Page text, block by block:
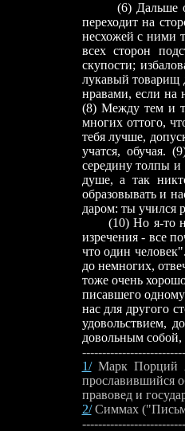
(6) Дальше от
переходит на
несхожей с ними
всех сторон
скупости;
лукавый товарищ
нравами, если на
(8) Между тем и
многих оттого,
тебя лучше,
учатся, обучая.
середину толпы и
душе, а так
образовывать и
даром: ты учился
(10) Но я-то не
изречения - все
что один
до немногих,
тоже очень
писавшего
нас для другого
удовольствием,
довольным
1/Марк Порций
прославившийся
правовед и
2/Симмах